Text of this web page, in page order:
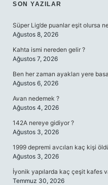
SIDEBAR
SON YAZILAR
Süper Lig’de puanlar eşit olursa
Ağustos 8, 2026
Kahta ismi nereden gelir ?
Ağustos 7, 2026
Ben her zaman ayakları yere
Ağustos 6, 2026
Avan nedemek ?
Ağustos 4, 2026
142A nereye gidiyor ?
Ağustos 3, 2026
1999 depremi avcıları kaç kişi
Ağustos 3, 2026
İyonik yapılarda kaç çeşit kafes
Temmuz 30, 2026